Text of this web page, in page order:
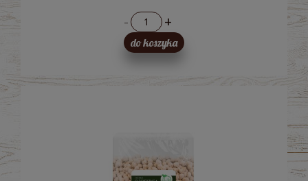
- +
do koszyka